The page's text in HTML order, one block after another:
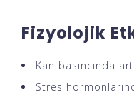
Fizyolojik
Kan basıncında
Stres